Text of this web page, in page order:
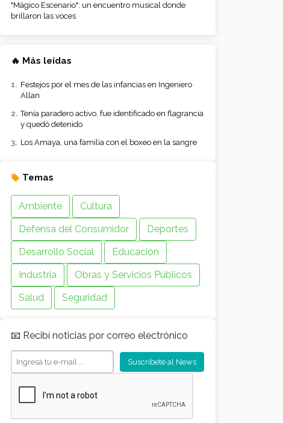
"Mágico Escenario": un encuentro musical donde
brillaron las voces
🔥 Más leídas
Festejos por el mes de las infancias en Ingeniero
Allan
Tenía paradero activo, fue identificado en flagrancia
y quedó detenido
Los Amaya, una familia con el boxeo en la sangre
Temas
Ambiente
Cultura
Defensa del Consumidor
Deportes
Desarrollo Social
Educación
Industria
Obras y Servicios Públicos
Salud
Seguridad
📧 Recibí noticias por correo electrónico